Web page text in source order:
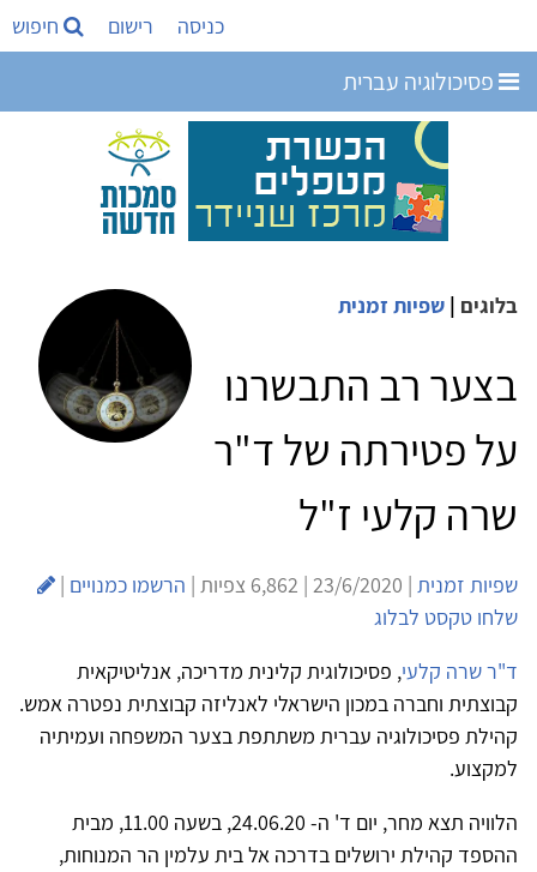
כניסה רישום חיפוש
פסיכולוגיה עברית
בלוגים | שפיות זמנית
בצער רב התבשרנו
על פטירתה של ד"ר
שרה קלעי ז"ל
שפיות זמנית | 23/6/2020 | 6,862 צפיות | הרשמו כמנויים |
שלחו טקסט לבלוג
ד"ר שרה קלעי, פסיכולוגית קלינית מדריכה, אנליטיקאית
קבוצתית וחברה במכון הישראלי לאנליזה קבוצתית נפטרה אמש.
קהילת פסיכולוגיה עברית משתתפת בצער המשפחה ועמיתיה
למקצוע.
הלוויה תצא מחר, יום ד' ה- 24.06.20, בשעה 11.00, מבית
ההספד קהילת ירושלים בדרכה אל בית עלמין הר המנוחות,